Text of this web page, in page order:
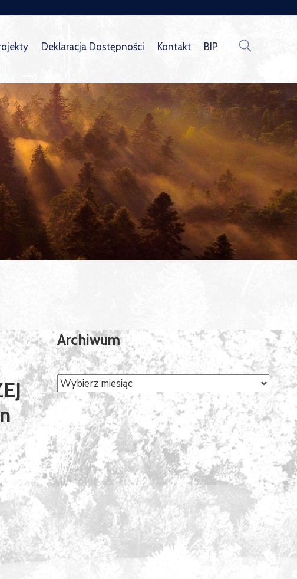
Deklaracja Dostępności Kontakt BIP
Archiwum